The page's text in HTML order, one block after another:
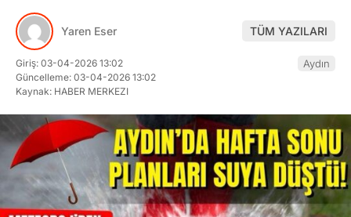
Yaren Eser TÜM YAZILARI
Giriş: 03-04-2026 13:02
Güncelleme: 03-04-2026 13:02
Kaynak: HABER MERKEZI
Aydın